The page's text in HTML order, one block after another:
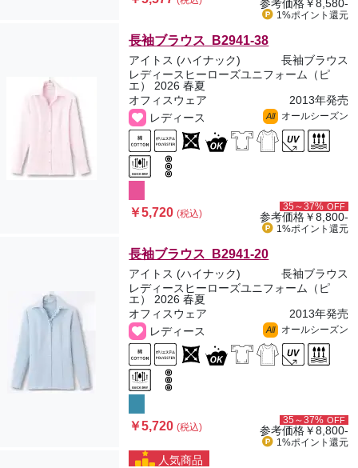
参考価格￥8,580-
1%ポイント 還元
長袖ブラウス B2941-38
アイトス (ハイナック)
長袖ブラウス
レディースヒーローズユニフォーム（ピ
エ） 2026 春夏
オフィスウェア
2013年発売
レディース
All オールシーズン
￥5,720(税込)
35～37% OFF
参考価格￥8,800-
1%ポイント 還元
長袖ブラウス B2941-20
アイトス (ハイナック)
長袖ブラウス
レディースヒーローズユニフォーム（ピ
エ） 2026 春夏
オフィスウェア
2013年発売
レディース
All オールシーズン
￥5,720(税込)
35～37% OFF
参考価格￥8,800-
1%ポイント 還元
人気商品